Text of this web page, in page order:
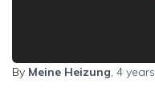
By Meine Heizung, 4 years